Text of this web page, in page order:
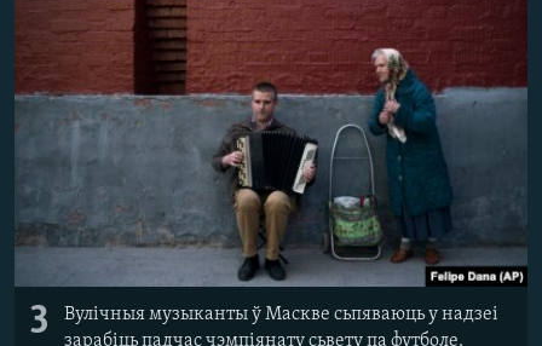
3
Вулічныя музыканты ў Маскве сьпяваюць у надзеі
зарабіць падчас чэмпіянату сьвету па футболе.